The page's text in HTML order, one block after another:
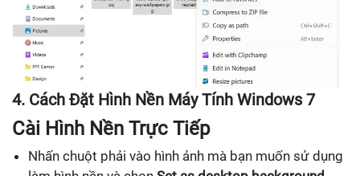
4. Cách Đặt Hình Nền Máy Tính Windows 7
Cài Hình Nền Trực Tiếp
Nhấn chuột phải vào hình ảnh mà bạn muốn sử dụng